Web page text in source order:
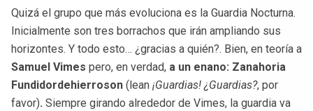
Quizá el grupo que más evoluciona es la Guardia Nocturna.
Inicialmente son tres borrachos que irán ampliando sus
horizontes. Y todo esto… ¿gracias a quién?. Bien, en teoría a
Samuel Vimes pero, en verdad, a un enano: Zanahoria
Fundidordehierroson (lean ¡Guardias! ¿Guardias?, por
favor). Siempre girando alrededor de Vimes, la guardia va